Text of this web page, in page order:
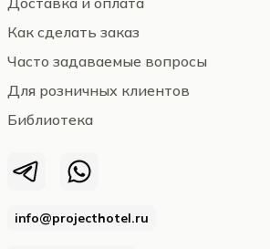
info@projecthotel.ru
Как сделать заказ
Часто задаваемые вопросы
Для розничных клиентов
Библиотека